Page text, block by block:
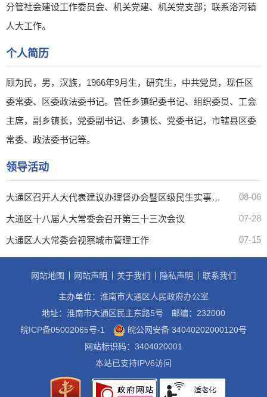
分管社会建设工作委员会、机关党建、机关党支部；联系洛河镇
人大工作。
个人简历
顾为民，男，汉族，1966年9月生，研究生，中共党员，现任区
委常委、区委政法委书记。曾任乡镇纪委书记、组织委员、工会
主席，副乡镇长，党委副书记、乡镇长、党委书记，市辖县区委
常委、政法委书记等。
领导活动
08-06
大通区召开人大代表建议办理督办会暨区级民生实事人大代表票决项目推进会
07-28
大通区十八届人大常委会召开第三十三次会议
07-15
大通区人大常委会视察城市管理工作
网站地图 网站声明 关于我们 隐私声明 联系我们
主办单位：淮南市大通区人民政府办公室
地址：淮南市大通区民主东路5号
邮编：232000
皖ICP备05002065号-1
皖公网安备 34040202000120号
网站标识码：3404020001
本站已支持IPV6访问